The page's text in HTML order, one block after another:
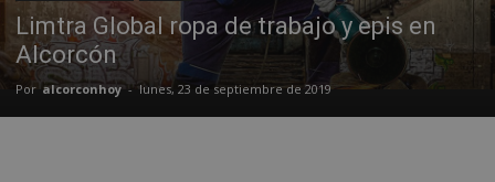
Limtra Global ropa de trabajo y epis en
Alcorcón
Por alcorconhoy - lunes, 23 de septiembre de 2019